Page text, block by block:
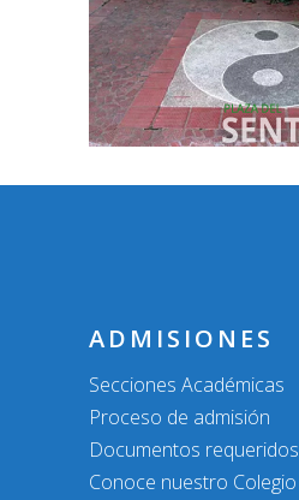
ADMISIONES
Secciones Académicas
Proceso de admisión
Documentos requeridos
Conoce nuestro Colegio